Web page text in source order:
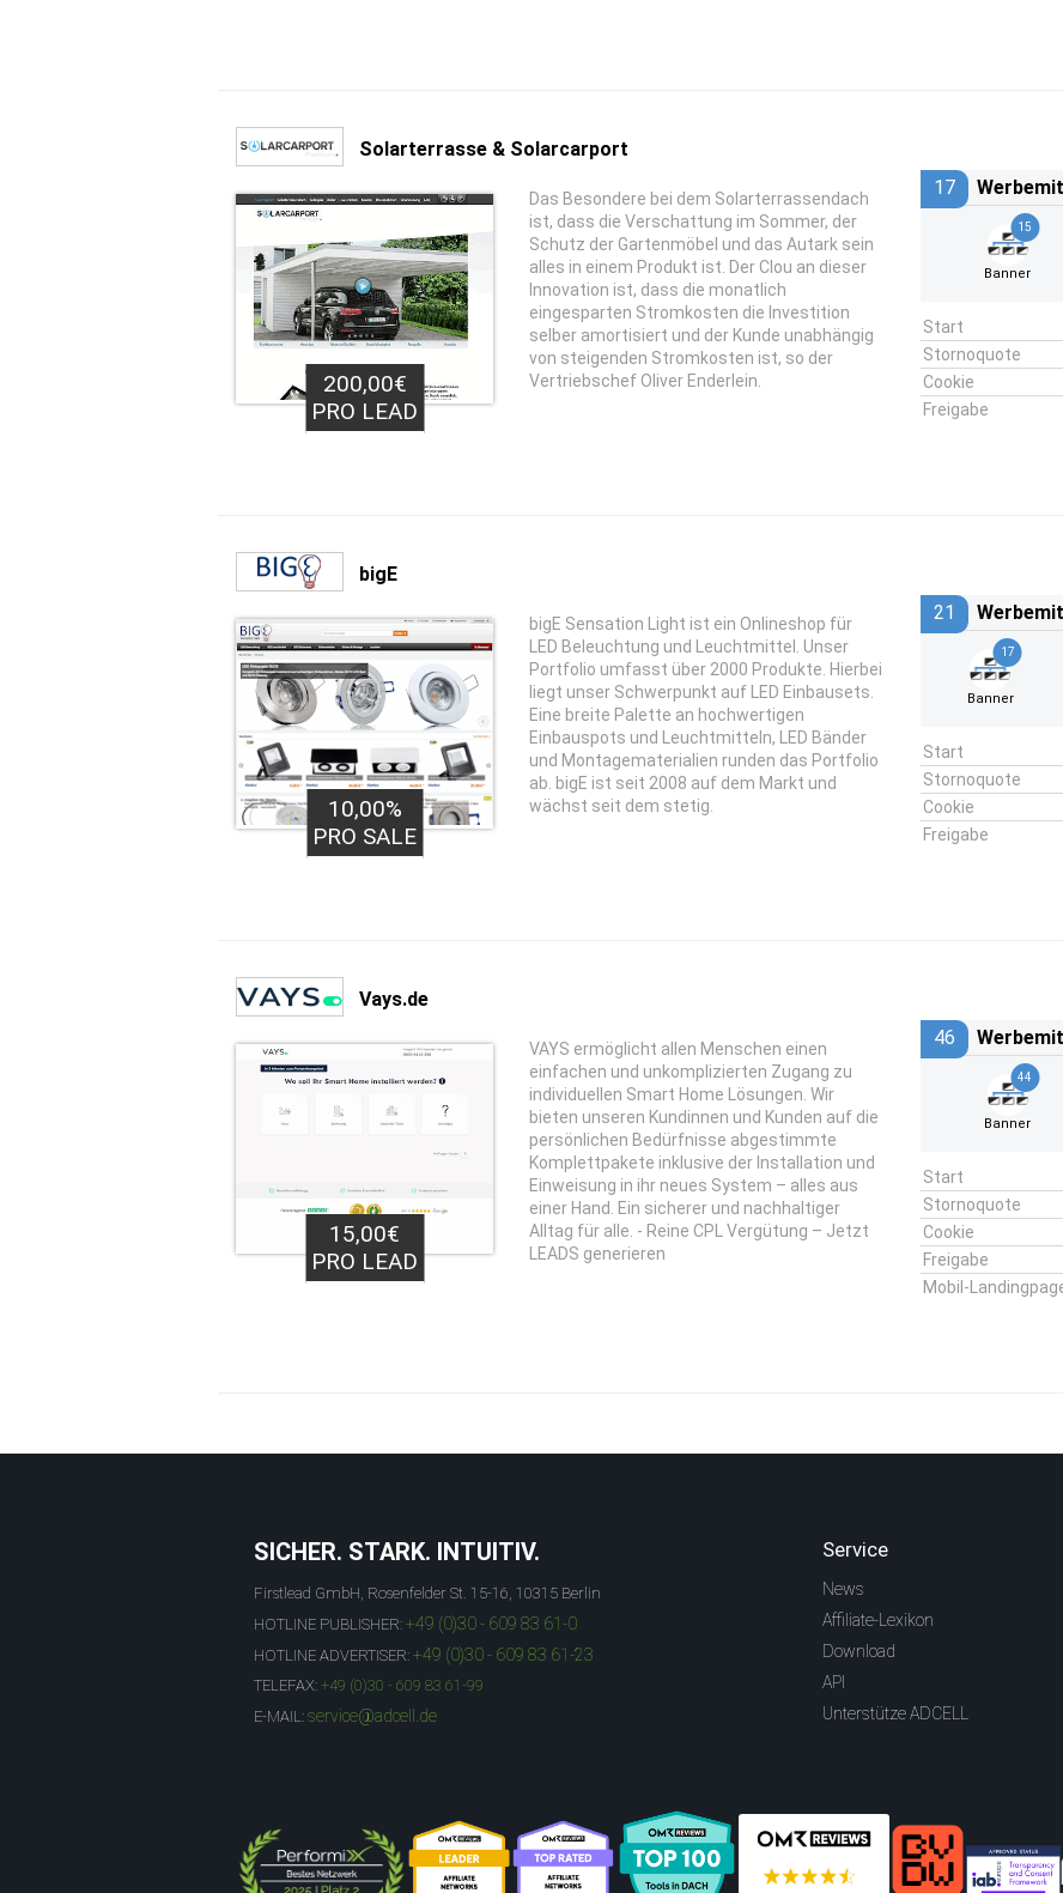
Solarterrasse & Solarcarport
200,00€
PRO LEAD
Das Besondere bei dem Solarterrassendach
ist, dass die Verschattung im Sommer, der
Schutz der Gartenmöbel und das Autark sein
alles in einem Produkt ist. Der Clou an dieser
Innovation ist, dass die monatlich
eingesparten Stromkosten die Investition
selber amortisiert und der Kunde unabhängig
von steigenden Stromkosten ist, so der
Vertriebschef Oliver Enderlein.
17
15
Banner
Start
Stornoquote
Cookie
Freigabe
bigE
10,00%
PRO SALE
bigE Sensation Light ist ein Onlineshop für
LED Beleuchtung und Leuchtmittel. Unser
Portfolio umfasst über 2000 Produkte. Hierbei
liegt unser Schwerpunkt auf LED Einbausets.
Eine breite Palette an hochwertigen
Einbauspots und Leuchtmitteln, LED Bänder
und Montagematerialien runden das Portfolio
ab. bigE ist seit 2008 auf dem Markt und
wächst seit dem stetig.
21
17
Banner
Start
Stornoquote
Cookie
Freigabe
Vays.de
15,00€
PRO LEAD
VAYS ermöglicht allen Menschen einen
einfachen und unkomplizierten Zugang zu
individuellen Smart Home Lösungen. Wir
bieten unseren Kundinnen und Kunden auf die
persönlichen Bedürfnisse abgestimmte
Komplettpakete inklusive der Installation und
Einweisung in ihr neues System – alles aus
einer Hand. Ein sicherer und nachhaltiger
Alltag für alle. - Reine CPL Vergütung – Jetzt
LEADS generieren
46
44
Banner
Start
Stornoquote
Cookie
Freigabe
Mobil-
SICHER. STARK. INTUITIV.
Firstlead GmbH, Rosenfelder St. 15-16, 10315 Berlin
HOTLINE PUBLISHER: +49 (0)30 - 609 83 61-0
HOTLINE ADVERTISER: +49 (0)30 - 609 83 61-23
TELEFAX: +49 (0)30 - 609 83 61-99
E-MAIL: service@adcell.de
Service
News
Affiliate-Lexikon
Download
API
Unterstütze ADCELL